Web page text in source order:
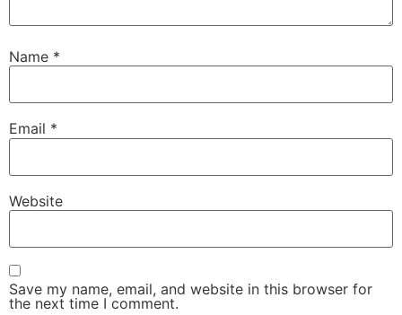
Name *
Email *
Website
Save my name, email, and website in this browser for
the next time I comment.